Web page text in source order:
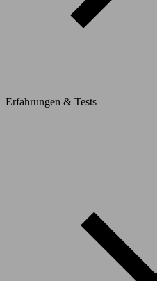
Erfahrungen & Tests